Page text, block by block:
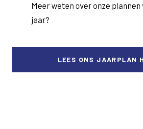
Meer weten over onze
jaar?
LEES ONS JAARPLAN